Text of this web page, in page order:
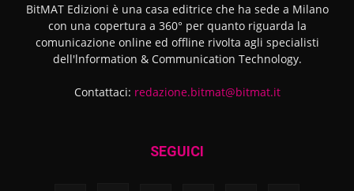
BitMAT Edizioni è una casa editrice che ha sede a Milano
con una copertura a 360° per quanto riguarda la
comunicazione online ed offline rivolta agli specialisti
dell'lnformation & Communication Technology.
Contattaci: redazione.bitmat@bitmat.it
SEGUICI